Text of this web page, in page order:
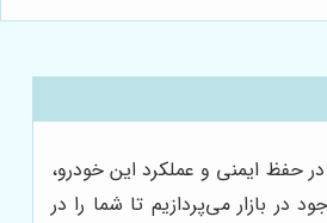
حفظ ایمنی و عملکرد این خودرو،
بازار می‌پردازیم تا شما را در